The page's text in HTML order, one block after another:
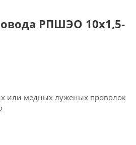
РПШЭО 10х1,5-
или медных луженых проволок